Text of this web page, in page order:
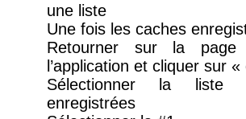
une liste
Une fois les caches
Retourner sur la page
l’application et cliquer sur
Sélectionner la liste
enregistrées